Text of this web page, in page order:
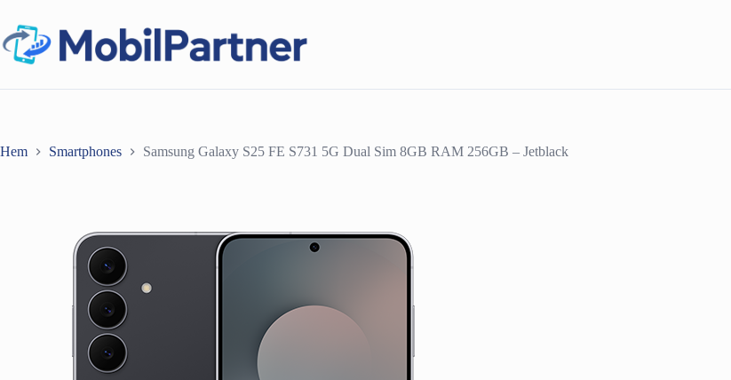
innehåll
Hem Smartphones Samsung Galaxy S25 FE S731 5G Dual Sim 8GB RAM 256GB – Jetblack